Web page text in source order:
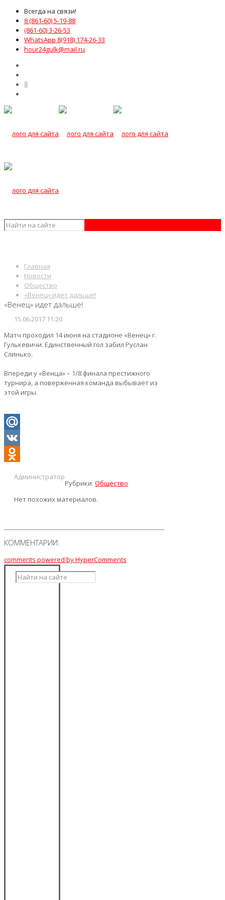
Всегда на связи!
8 (861-60) 5-19-88
(861-60) 3-26-53
WhatsApp 8(918) 174-26-33
hour24gulk@mail.ru
Главная
Новости
Общество
«Венец» идет дальше!
«Венец» идет дальше!
15.06.2017 11:20
Матч проходил 14 июня на стадионе «Венец» г.
Гулькевичи. Единственный гол забил Руслан
Слинько.
Впереди у «Венца» – 1/8 финала престижного
турнира, а поверженная команда выбывает из
этой игры.
Mail.Ru
VK
Администратор
Рубрики: Общество
Нет похожих материалов.
КОММЕНТАРИИ:
comments powered by HyperComments